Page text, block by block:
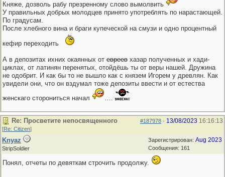
Княже, дозволь рабу презренному слово вымолвить
У правильных добрых молодцев принято употреблять по нарастающей.
По градусам.
После хлебного вина и браги купеческой на смузи и одно процентный
кефир переходить
А в депозитах ихних окаянных от евреев хазар полученных и хади-
циклах, от латинян перенятых, отойдёшь ты от веры нашей. Дружина
не одобрит. И как бы то не вышло как с князем Игорем у древлян. Как
увидели они, что он вздумал тоже депозиты ввести и от естества
женскаго сторониться начал
….
#187978 - 13/08/2023 16:16:13
Re: Просветите непосвященного
[Re: Citizen]
Зарегистрирован: Aug 2023
Сообщения: 161
Knyaz
StripSoldier
Понял, отчеты по девяткам строчить продолжу.